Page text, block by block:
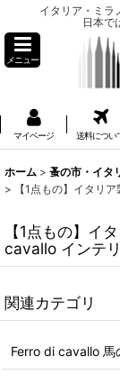
イタリア・ミラ
日本で
メニュー
マイページ 送料につい
ホーム > 蚤の市・イタ
>
【1点もの】イタリ
【1点もの】イ
cavallo インテ
関連カテゴリ
Ferro di cavallo 馬